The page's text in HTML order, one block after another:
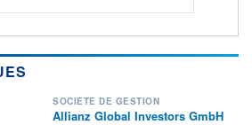
SOCIÉTÉ DE GESTION
Allianz Global Investors GmbH